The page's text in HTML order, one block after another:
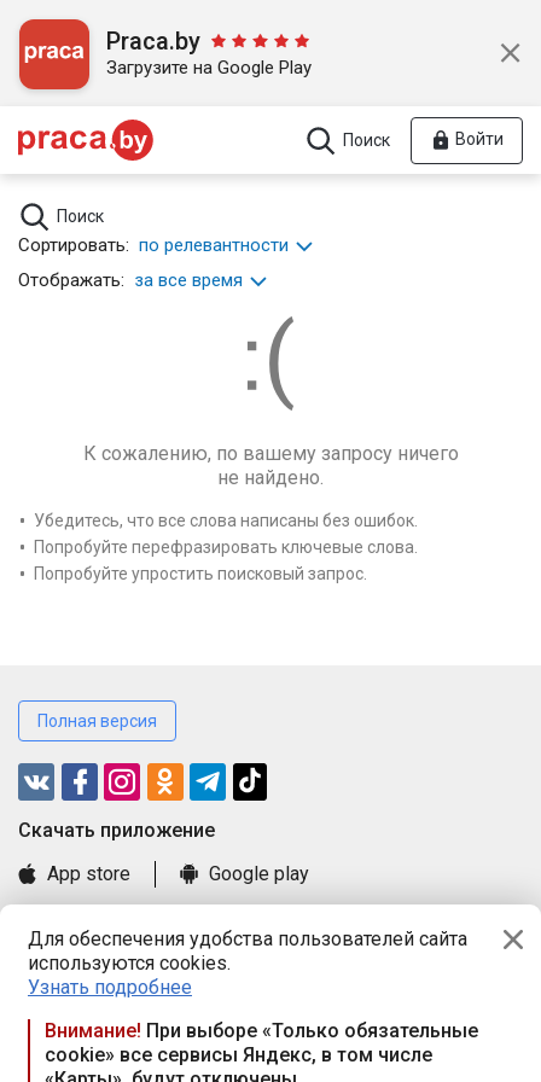
Для обеспечения удобства пользователей сайта
используются cookies.
Узнать подробнее
Внимание! При выборе «Только обязательные
cookie» все сервисы Яндекс, в том числе
Praca.by
Загрузите на Google Play
Поиск Войти
Поиск
Сортировать: по релевантности
Отображать: за все время
К сожалению, по вашему запросу ничего
не найдено.
Убедитесь, что все слова написаны без ошибок.
Попробуйте перефразировать ключевые слова.
Попробуйте упростить поисковый запрос.
Полная версия
Cкачать приложение
App store
Google play
Книга замечаний и предложений
Правила и документы
Praca.by © 2000—2026, ООО «ПРАЦА БАЙ»
Республика Беларусь, 220114, г. Минск, пр-т Независимости
117а, пом. № 9.